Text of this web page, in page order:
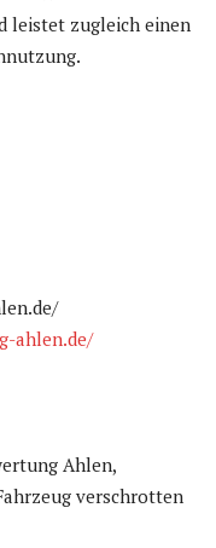
leistet zugleich einen
ahlen.de/
Ahlen,
verschrotten